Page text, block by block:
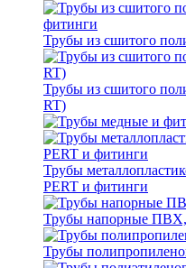
Трубы из сшитого
Трубы из сшитого
RT)
Трубы
PERT и фитинги
Трубы напорные
Трубы